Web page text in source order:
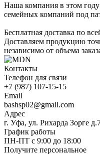
Наша компания в этом году
семейных компаний под
Бесплатная доставка по
Доставляем продукцию
независимо от объема
Контакты
Телефон для связи
+7 (987) 107-15-15
Email
bashsp02@gmail.com
Адрес
г. Уфа, ул. Рихарда Зорге
График работы
ПН-ПТ с 9:00 до 18:00
Получите персональное